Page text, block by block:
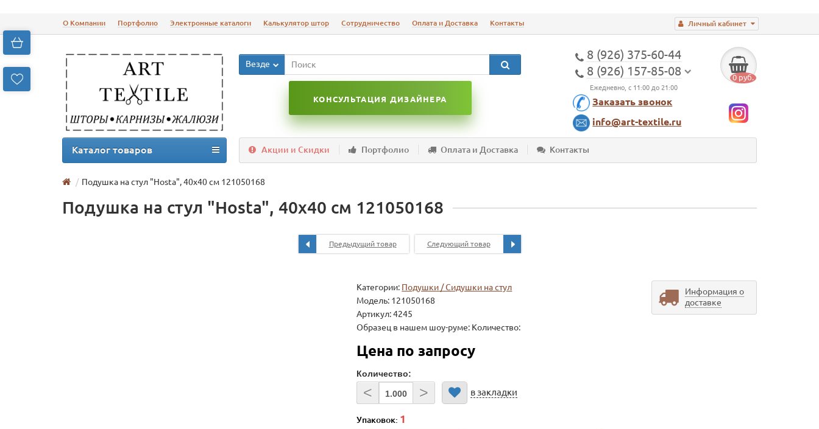
Личный кабинет
О Компании Портфолио Электронные каталоги Калькулятор штор Сотрудничество Оплата и Доставка Контакты
8 (926) 375-60-44
8 (926) 157-85-08
Ежедневно, с 11:00 до 21:00
Заказать звонок
info@art-textile.ru
0 руб.
Везде
КОНСУЛЬТАЦИЯ ДИЗАЙНЕРА
Акции и Скидки Портфолио Оплата и Доставка Контакты
Каталог товаров
Подушка на стул "Нosta", 40х40 см 121050168
Подушка на стул "Нosta", 40х40 см 121050168
Предыдущий товар Следующий товар
Категории: Подушки / Сидушки на стул
Модель: 121050168
Артикул: 4245
Образец в нашем шоу-руме: Количество:
Цена по запросу
Количество:
< > в закладки
Упаковок:
Информация о
доставке